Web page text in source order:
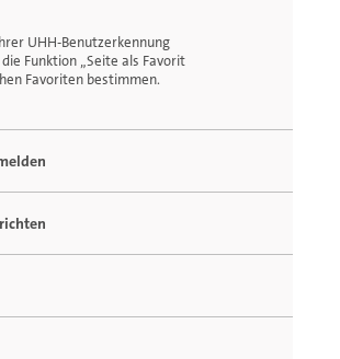
UHH-Benutzerkennung
Funktion „Seite als Favorit
Favoriten bestimmen.